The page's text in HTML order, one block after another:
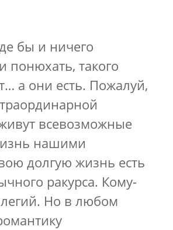
бы и ничего
понюхать, такого
а они есть. Пожалуй,
всевозможные
нашими
долгую жизнь есть
ракурса. Кому-
Но в любом